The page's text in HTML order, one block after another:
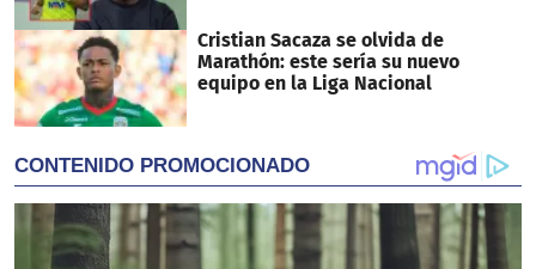
Cristian Sacaza se olvida de
Marathón: este sería su nuevo
equipo en la Liga Nacional